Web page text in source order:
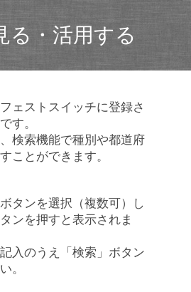
る・活用する
ェストスイッチに登録さ
す。
検索機能で種別や都道府
ことができます。
タンを選択（複数可）し
ンを押すと表示されま
入のうえ「検索」ボタン
。